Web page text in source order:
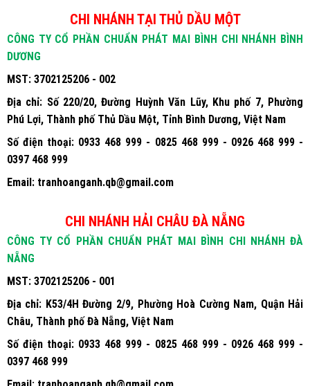
CHI NHÁNH TẠI THỦ DẦU MỘT
CÔNG TY CỔ PHẦN CHUẨN PHÁT MAI BÌNH CHI NHÁNH BÌNH
DƯƠNG
MST:3702125206 - 002
Địa chỉ: Số 220/20, Đường Huỳnh Văn Lũy, Khu phố 7, Phường
Phú Lợi, Thành phố Thủ Dầu Một, Tỉnh Bình Dương, Việt Nam
Số điện thoại: 0933 468 999 - 0825 468 999 - 0926 468 999 -
0397 468 999
Email:tranhoanganh.qb@gmail.com
CHI NHÁNH HẢI CHÂU ĐÀ NẴNG
CÔNG TY CỔ PHẦN CHUẨN PHÁT MAI BÌNH CHI NHÁNH ĐÀ
NẴNG
MST:3702125206 - 001
Địa chỉ: K53/4H Đường 2/9, Phường Hoà Cường Nam, Quận Hải
Châu, Thành phố Đà Nẵng, Việt Nam
Số điện thoại: 0933 468 999 - 0825 468 999 - 0926 468 999 -
0397 468 999